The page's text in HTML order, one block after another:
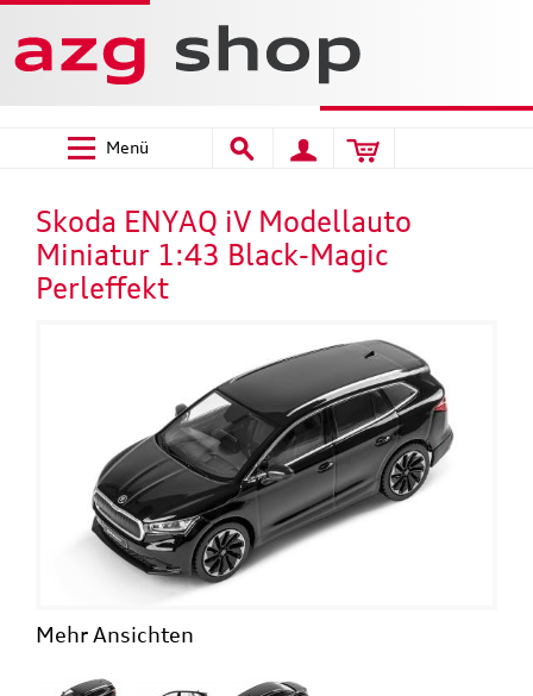
Menü
Skoda ENYAQ iV Modellauto
Miniatur 1:43 Black-Magic
Perleffekt
Mehr Ansichten